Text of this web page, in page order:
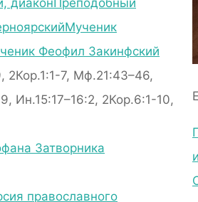
диаконПреподобный
Мученик
Феофил Закинфский
2Кор.1:1-7, Мф.21:43–46,
Ин.15:17–16:2, 2Кор.6:1-10,
Затворника
православного